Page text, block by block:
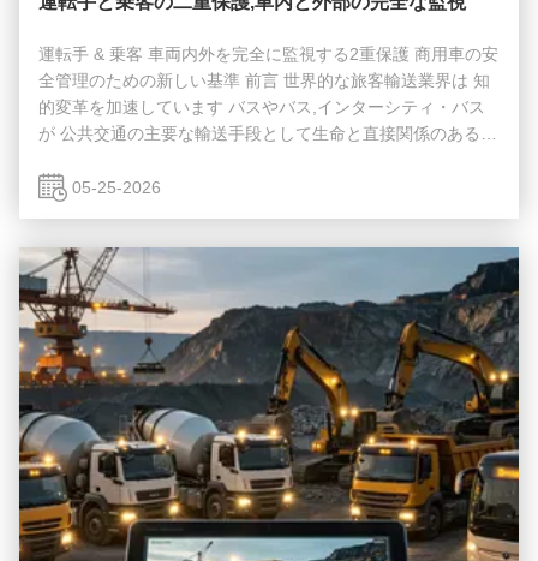
運転手 & 乗客 車両内外を完全に監視する2重保護 商用車の安
全管理のための新しい基準 前言 世界的な旅客輸送業界は 知
的変革を加速しています バスやバス,インターシティ・バス
が 公共交通の主要な輸送手段として生命と直接関係のある安
期警告が欠け,カバーが不完全です.海外の従来の製品には適
域で義務要件を満たすことは困難です.AIのアーキテクチャで
について類似した車載インテリジェント監視システム車両内
外で運転手や乗...
05-25-2026